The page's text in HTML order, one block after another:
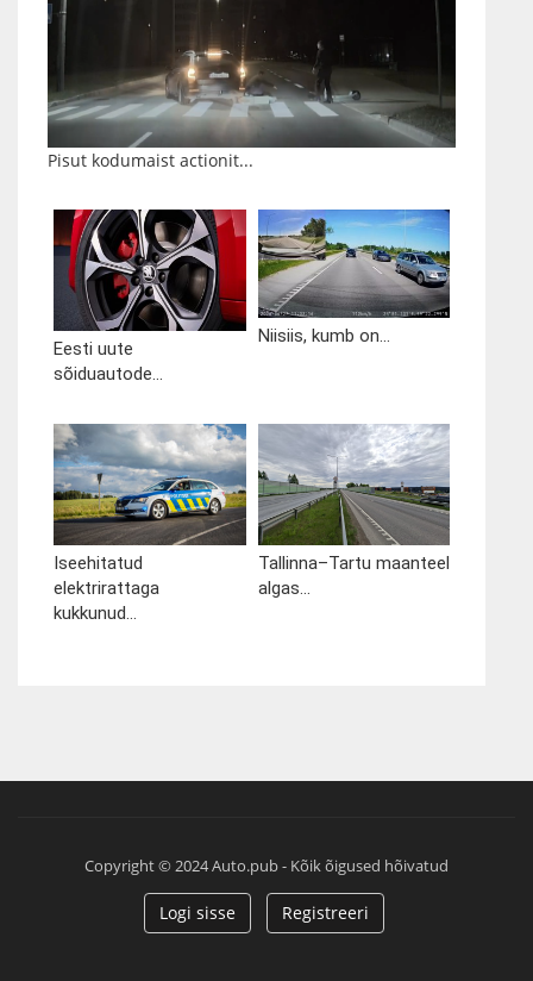
Pisut kodumaist actionit...
Eesti uute
sõiduautode...
Niisiis, kumb on...
Iseehitatud
elektrirattaga
kukkunud...
Tallinna–Tartu maanteel
algas...
Copyright © 2024 Auto.pub - Kõik õigused hõivatud
Logi sisse Registreeri